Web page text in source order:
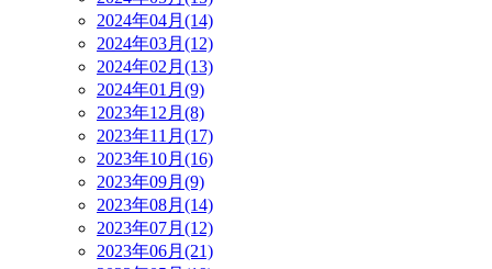
2024年04月(14)
2024年03月(12)
2024年02月(13)
2024年01月(9)
2023年12月(8)
2023年11月(17)
2023年10月(16)
2023年09月(9)
2023年08月(14)
2023年07月(12)
2023年06月(21)